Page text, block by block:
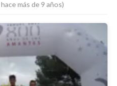
más de 9 años)